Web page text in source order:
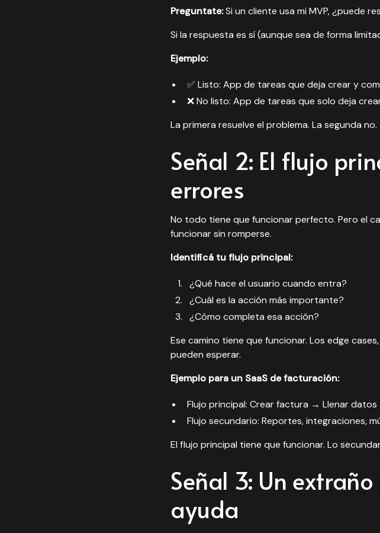
Preguntate:Si un cliente usa mi MVP, ¿puede
Si la respuesta es sí (aunque sea de forma
Ejemplo:
✅ Listo: App de tareas que deja crear y
❌ No listo: App de tareas que solo deja
La primera resuelve el problema. La segunda no.
Señal 2: El flujo
errores
No todo tiene que funcionar perfecto. Pero el
funcionar sin romperse.
Identificá tu flujo principal:
¿Qué hace el usuario cuando entra?
¿Cuál es la acción más importante?
¿Cómo completa esa acción?
Ese camino tiene que funcionar. Los edge
pueden esperar.
Ejemplo para un SaaS de facturación:
Flujo principal: Crear factura → Llenar
Flujo secundario: Reportes, integraciones,
El flujo principal tiene que funcionar. Lo
Señal 3: Un
ayuda